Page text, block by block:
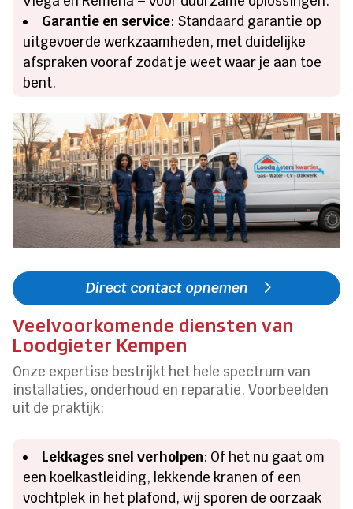
Garantie en service: Standaard garantie op
uitgevoerde werkzaamheden, met duidelijke
afspraken vooraf zodat je weet waar je aan toe
bent.
Direct contact opnemen
Veelvoorkomende diensten van
Loodgieter Kempen
Onze expertise bestrijkt het hele spectrum van
installaties, onderhoud en reparatie. Voorbeelden
uit de praktijk:
Lekkages snel verholpen: Of het nu gaat om
een koelkastleiding, lekkende kranen of een
vochtplek in het plafond, wij sporen de oorzaak